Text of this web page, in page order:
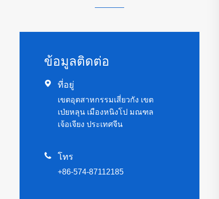
ข้อมูลติดต่อ
 ที่อยู่
เขตอุตสาหกรรมเสี่ยวกัง เขต
เป่ยหลุน เมืองหนิงโป มณฑล
เจ้อเจียง ประเทศจีน
 โทร
+86-574-87112185